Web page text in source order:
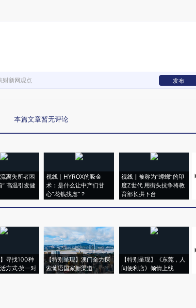
财新网观点 发布
本篇文章暂无评论
离失所者困
” 高温引发健
视线｜HYROX的吸金
术：是什么让中产们甘
心“花钱找虐”？
视线｜被称为“蟑螂”的印
度Z世代 用街头抗争将教
育部长拱下台
】寻找100种
方式·第一对
【特别呈现】澳门全力探
索葡语国家新渠道
【特别呈现】《东莞，人
间便利店》倾情上线